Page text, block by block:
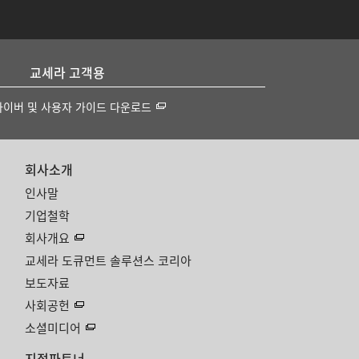
교세라 고객용
이버 및 사용자 가이드 다운로드
회사소개
인사말
기업철학
회사개요
교세라 도큐먼트 솔루션스 코리아
보도자료
사회공헌
소셜미디어